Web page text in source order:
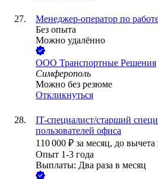
Менеджер-оператор по
Без опыта
Можно удалённо
ООО Транспортные Решения
Симферополь
Можно без резюме
Откликнуться
IT-специалист/старший
пользователей офиса
110 000 ₽ за месяц, до вычета
Опыт 1-3 года
Выплаты: Два раза в месяц